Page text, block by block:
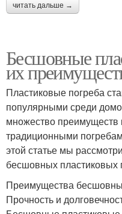
читать дальше →
Бесшовные
их
Пластиковые погреба
популярными среди
множество преимуществ
традиционными
этой статье мы
бесшовных пластиковых
Преимущества
Прочность и